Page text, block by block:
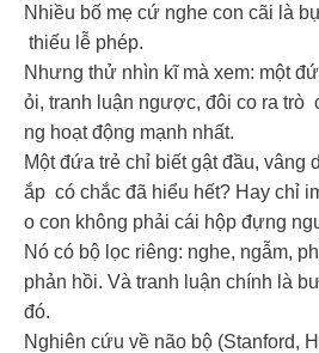
Nhiều bố mẹ cứ nghe con cãi là
thiếu lễ phép.
Nhưng thử nhìn kĩ mà xem: một
ỏi, tranh luận ngược, đôi co ra trò
ng hoạt động mạnh nhất.
Một đứa trẻ chỉ biết gật đầu, vâng
ắp có chắc đã hiểu hết? Hay chỉ
o con không phải cái hộp đựng
Nó có bộ lọc riêng: nghe, ngẫm,
phản hồi. Và tranh luận chính là
đó.
Nghiên cứu về não bộ (Stanford,